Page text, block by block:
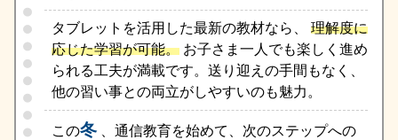
タブレットを活用した最新の教材なら、 理解度に
応じた学習が可能。 お子さま一人でも楽しく進め
られる工夫が満載です。送り迎えの手間もなく、
他の習い事との両立がしやすいのも魅力。
この冬 、通信教育を始めて、次のステップへの